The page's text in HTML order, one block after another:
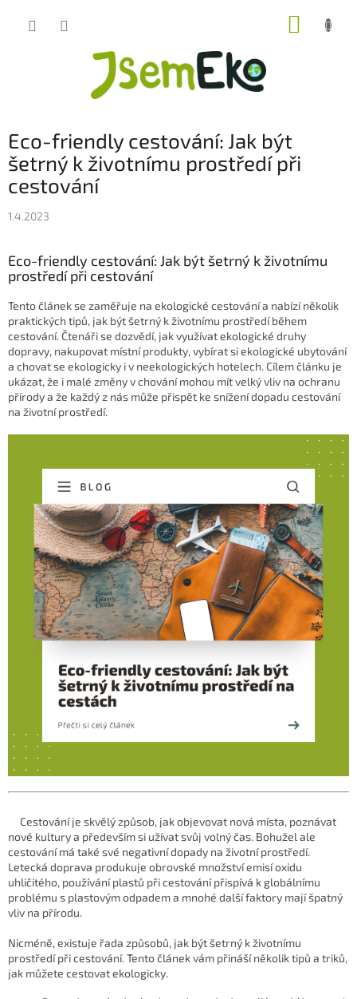
Eco-friendly cestování: Jak být
šetrný k životnímu prostředí při
cestování
1.4.2023
Eco-friendly cestování: Jak být šetrný k životnímu
prostředí při cestování
Tento článek se zaměřuje na ekologické cestování a nabízí několik
praktických tipů, jak být šetrný k životnímu prostředí během
cestování. Čtenáři se dozvědí, jak využívat ekologické druhy
dopravy, nakupovat místní produkty, vybírat si ekologické ubytování
a chovat se ekologicky i v neekologických hotelech. Cílem článku je
ukázat, že i malé změny v chování mohou mít velký vliv na ochranu
přírody a že každý z nás může přispět ke snížení dopadu cestování
na životní prostředí.
Cestování je skvělý způsob, jak objevovat nová místa, poznávat
nové kultury a především si užívat svůj volný čas. Bohužel ale
cestování má také své negativní dopady na životní prostředí.
Letecká doprava produkuje obrovské množství emisí oxidu
uhličitého, používání plastů při cestování přispívá k globálnímu
problému s plastovým odpadem a mnohé další faktory mají špatný
vliv na přírodu.
Nicméně, existuje řada způsobů, jak být šetrný k životnímu
prostředí při cestování. Tento článek vám přináší několik tipů a triků,
jak můžete cestovat ekologicky.